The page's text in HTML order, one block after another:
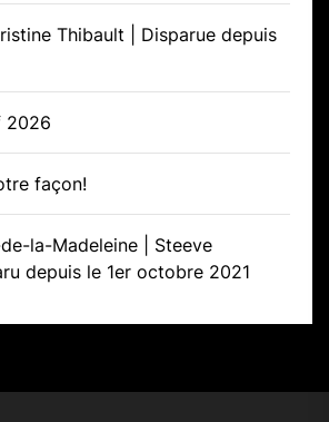
Thibault | Disparue depuis
2026
façon!
de-la-Madeleine | Steeve
depuis le 1er octobre 2021